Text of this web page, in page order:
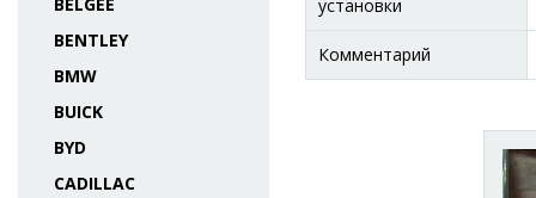
BENTLEY
BMW
BUICK
BYD
CADILLAC
установки
Комментарий